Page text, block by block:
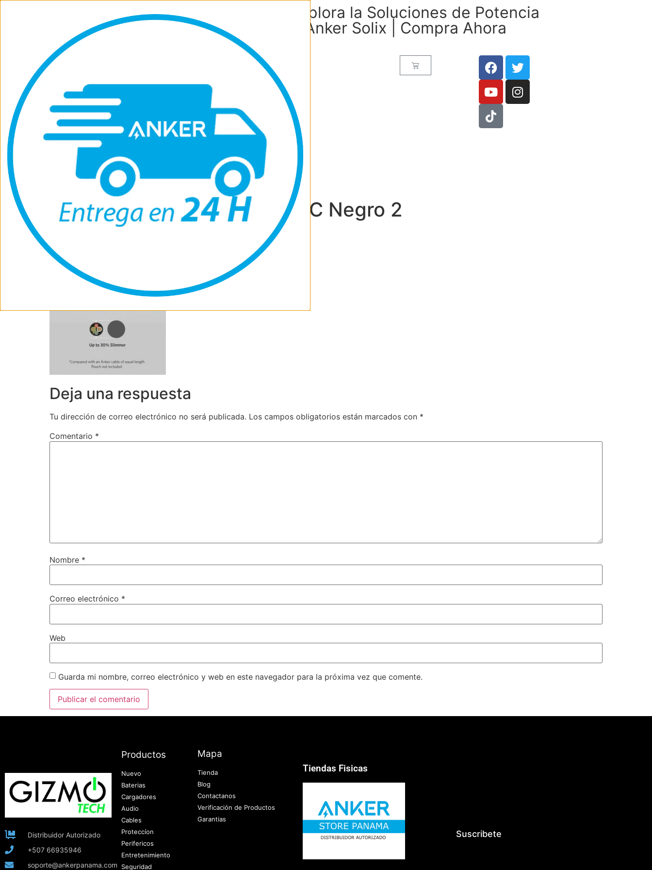
| Explora la Soluciones de Potencia
de Anker Solix | Compra Ahora
Eufy
Anker Solix
Contactanos
Soporte
Powerline III USB-C to USB-C Negro 2
Deja una respuesta
Tu dirección de correo electrónico no será publicada. Los campos obligatorios están marcados con *
Comentario *
Nombre *
Correo electrónico *
Web
Guarda mi nombre, correo electrónico y web en este navegador para la próxima vez que comente.
Distribuidor Autorizado
+507 66935946
soporte@ankerpanama.com
Productos
Nuevo
Baterias
Cargadores
Audio
Cables
Proteccíon
Perifericos
Entretenimiento
Seguridad
Mapa
Tienda
Blog
Contactanos
Verificación de Productos
Garantias
Tiendas Fisicas
Suscribete